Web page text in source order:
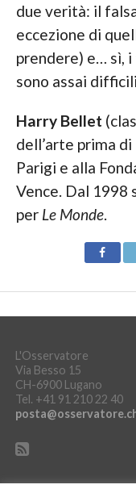
due verità: il
eccezione di
prendere) e… sì,
sono assai
Harry Bellet
dell’arte prima
Parigi e alla
Vence. Dal 1998
per Le Monde.
L'Osservatore
Via Besso 15
CH-6900 Lugano
Tel. +41 91 210 22 40